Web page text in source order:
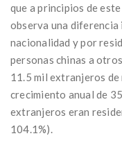
que a principios de
observa una
nacionalidad y por
personas chinas a
11.5 mil extranjeros de
crecimiento anual de
extranjeros eran
104.1%).